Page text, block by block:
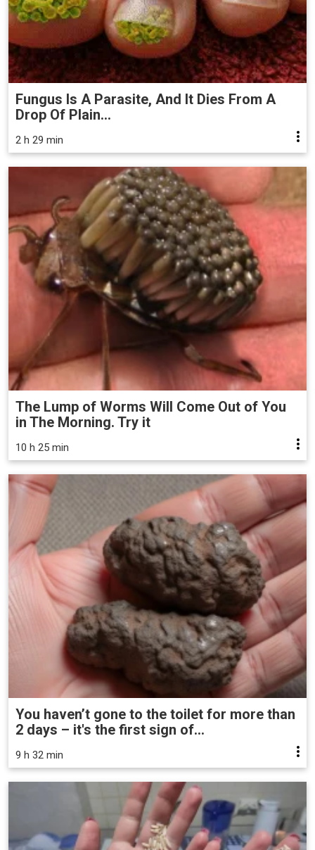
Fungus Is A Parasite, And It Dies From A
Drop Of Plain...
2 h 29 min
The Lump of Worms Will Come Out of You
in The Morning. Try it
10 h 25 min
You haven’t gone to the toilet for more than
2 days – it's the first sign of...
9 h 32 min